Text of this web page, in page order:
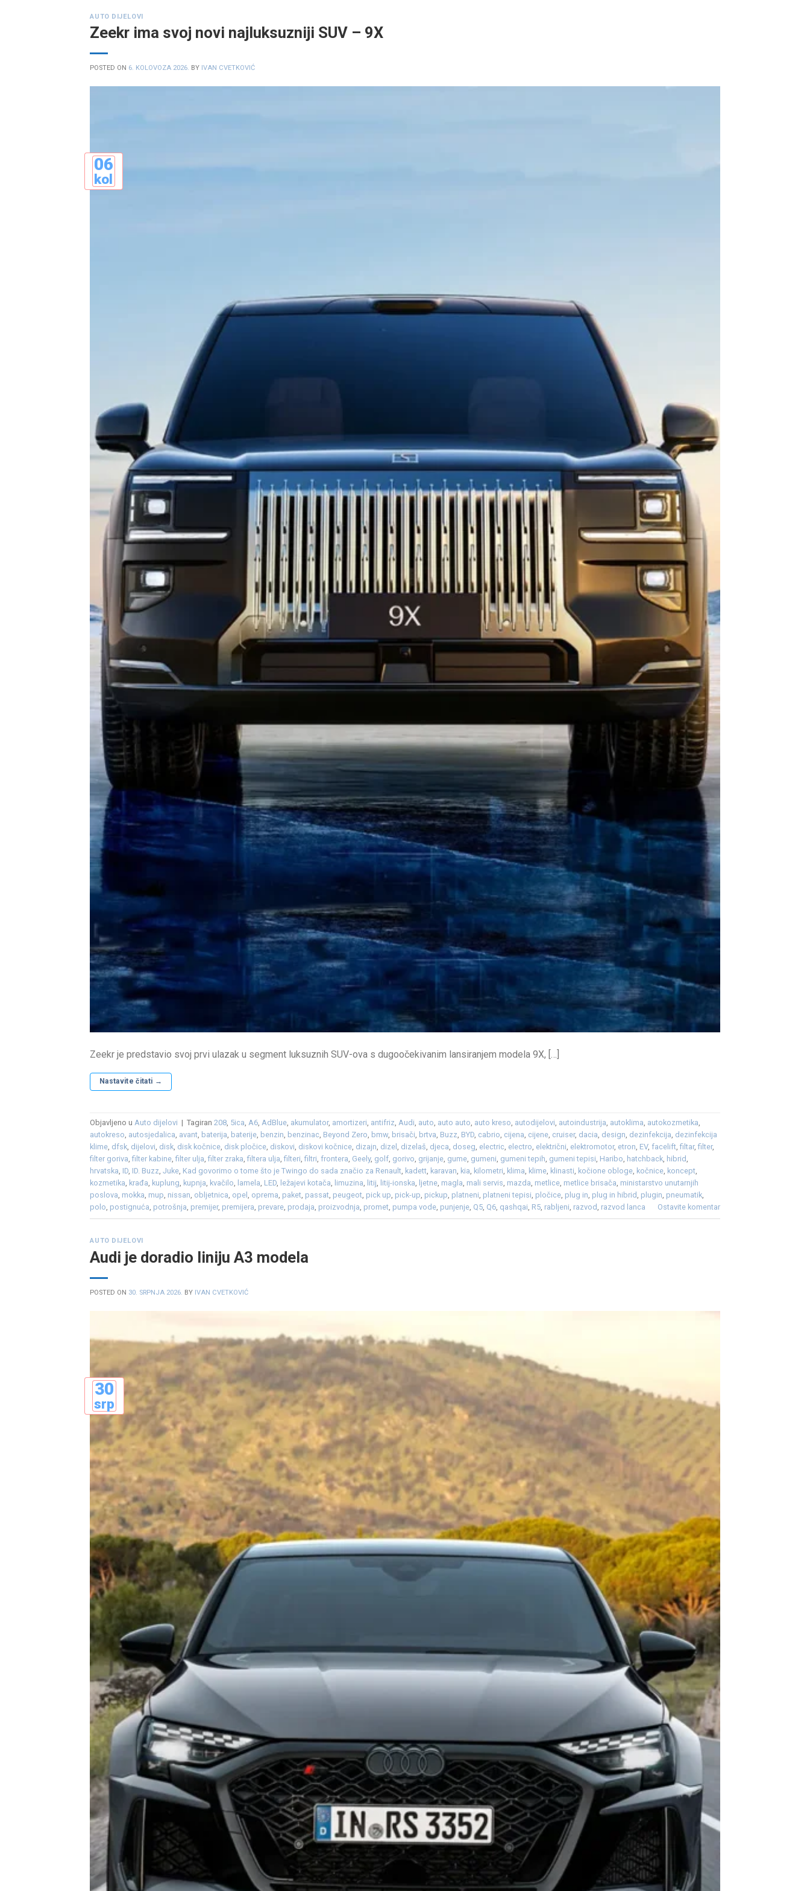
AUTO DIJELOVI
Zeekr ima svoj novi najluksuzniji SUV – 9X
POSTED ON 6. KOLOVOZA 2026. BY IVAN CVETKOVIĆ
06
kol
Zeekr je predstavio svoj prvi ulazak u segment luksuznih SUV-ova s ​​dugoočekivanim lansiranjem modela 9X, […]
Nastavite čitati →
Objavljeno uAuto dijelovi | Tagiran208, 5ica,A6,AdBlue, akumulator, amortizeri, antifriz,Audi, auto, auto auto, auto kreso, autodijelovi, autoindustrija, autoklima, autokozmetika,
autokreso, autosjedalica, avant, baterija, baterije, benzin, benzinac, Beyond Zero, bmw, brisači, brtva, Buzz, BYD, cabrio, cijena, cijene, cruiser, dacia, design, dezinfekcija, dezinfekcija
klime, dfsk, dijelovi, disk, disk kočnice, disk pločice, diskovi, diskovi kočnice, dizajn, dizel, dizelaš, djeca, doseg, electric, electro, električni, elektromotor, etron, EV,facelift,filtar,filter,
filter goriva,filter kabine,filter ulja,filter zraka,filtera ulja,filteri,filtri,frontera, Geely, golf, gorivo, grijanje, gume, gumeni, gumeni tepih, gumeni tepisi, Haribo, hatchback, hibrid,
hrvatska, ID, ID. Buzz,Juke, Kad govorimo o tome što je Twingo do sada značio za Renault, kadett, karavan, kia, kilometri, klima, klime, klinasti, kočione obloge, kočnice, koncept,
kozmetika, krađa, kuplung, kupnja, kvačilo, lamela, LED, ležajevi kotača, limuzina, litij, litij-ionska, ljetne, magla, mali servis, mazda, metlice, metlice brisača, ministarstvo unutarnjih
poslova, mokka, mup, nissan, obljetnica, opel, oprema, paket, passat, peugeot, pick up, pick-up, pickup, platneni, platneni tepisi, pločice, plug in, plug in hibrid, plugin, pneumatik,
polo, postignuća, potrošnja, premijer, premijera, prevare, prodaja, proizvodnja, promet, pumpa vode, punjenje, Q5, Q6, qashqai, R5, rabljeni, razvod, razvod lanca Ostavite komentar
AUTO DIJELOVI
Audi je doradio liniju A3 modela
POSTED ON 30. SRPNJA 2026. BY IVAN CVETKOVIĆ
30
srp